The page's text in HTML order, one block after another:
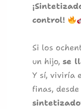
control!
Si los
un hijo, se
Y sí, viviría
finas,